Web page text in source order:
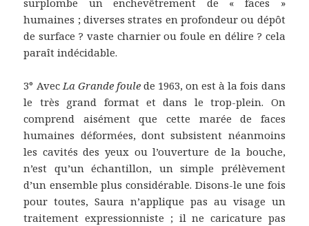
humaines ; diverses strates en profondeur ou dépôt
de surface ? vaste charnier ou foule en délire ? cela
paraît indécidable.
3° Avec La Grande foulede 1963, on est à la fois dans
le très grand format et dans le trop-plein. On
comprend aisément que cette marée de faces
humaines déformées, dont subsistent néanmoins
les cavités des yeux ou l’ouverture de la bouche,
n’est qu’un échantillon, un simple prélèvement
d’un ensemble plus considérable. Disons-le une fois
pour toutes, Saura n’applique pas au visage un
traitement expressionniste ; il ne caricature pas